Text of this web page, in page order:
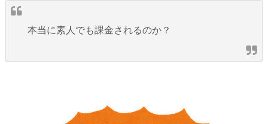
本当に素人でも課金されるのか？